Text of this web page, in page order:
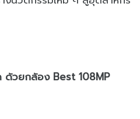
ด้วยกล้อง Best 108MP